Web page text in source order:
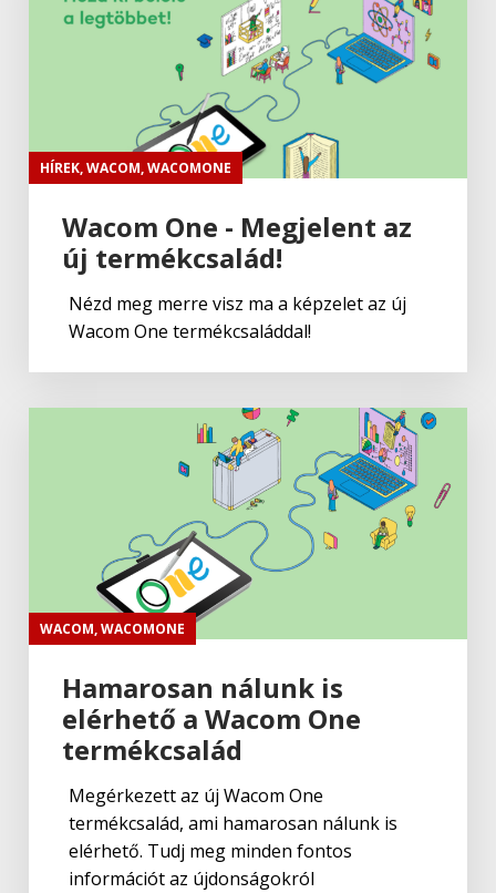
HÍREK,WACOM,WACOMONE
Wacom One - Megjelent az
új termékcsalád!
Nézd meg merre visz ma a képzelet az új
Wacom One termékcsaláddal!
WACOM,WACOMONE
Hamarosan nálunk is
elérhető a Wacom One
termékcsalád
Megérkezett az új Wacom One
termékcsalád, ami hamarosan nálunk is
elérhető. Tudj meg minden fontos
információt az újdonságokról